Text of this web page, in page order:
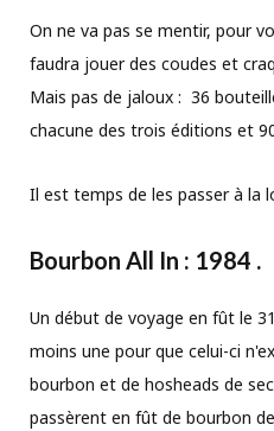
On ne va pas se mentir, pour
faudra jouer des coudes et
Mais pas de jaloux : 36
chacune des trois éditions et
Il est temps de les passer à la
Bourbon All In : 1984 .
Un début de voyage en fût le
moins une pour que celui-ci
bourbon et de hosheads de
passèrent en fût de bourbon